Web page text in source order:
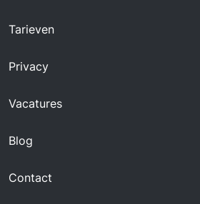
Tarieven
Privacy
Vacatures
Blog
Contact